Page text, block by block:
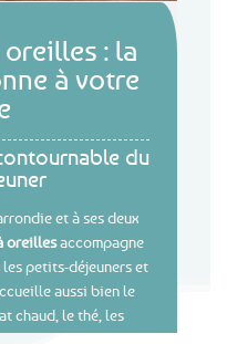
: la
à votre
du
et à ses deux
oreillesaccompagne
petits-déjeuners et
aussi bien le
chaud, le thé, les
pour tenir le bol